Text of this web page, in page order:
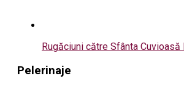
Rugăciuni către Sfânta Cuvioasă
Pelerinaje